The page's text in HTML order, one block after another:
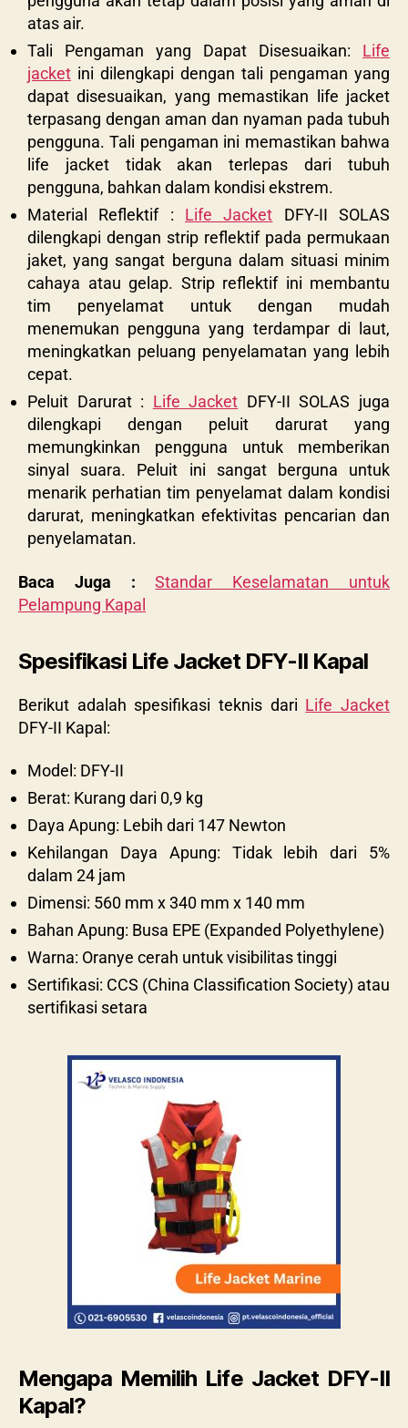
atas air.
Tali Pengaman yang Dapat Disesuaikan: Life
jacket ini dilengkapi dengan tali pengaman yang
dapat disesuaikan, yang memastikan life jacket
terpasang dengan aman dan nyaman pada tubuh
pengguna. Tali pengaman ini memastikan bahwa
life jacket tidak akan terlepas dari tubuh
pengguna, bahkan dalam kondisi ekstrem.
Material Reflektif : Life Jacket DFY-II SOLAS
dilengkapi dengan strip reflektif pada permukaan
jaket, yang sangat berguna dalam situasi minim
cahaya atau gelap. Strip reflektif ini membantu
tim penyelamat untuk dengan mudah
menemukan pengguna yang terdampar di laut,
meningkatkan peluang penyelamatan yang lebih
cepat.
Peluit Darurat : Life Jacket DFY-II SOLAS juga
dilengkapi dengan peluit darurat yang
memungkinkan pengguna untuk memberikan
sinyal suara. Peluit ini sangat berguna untuk
menarik perhatian tim penyelamat dalam kondisi
darurat, meningkatkan efektivitas pencarian dan
penyelamatan.
Baca Juga :Standar Keselamatan untuk
Pelampung Kapal
Spesifikasi Life Jacket DFY-II Kapal
Berikut adalah spesifikasi teknis dari Life Jacket
DFY-II Kapal:
Model: DFY-II
Berat: Kurang dari 0,9 kg
Daya Apung: Lebih dari 147 Newton
Kehilangan Daya Apung: Tidak lebih dari 5%
dalam 24 jam
Dimensi: 560 mm x 340 mm x 140 mm
Bahan Apung: Busa EPE (Expanded Polyethylene)
Warna: Oranye cerah untuk visibilitas tinggi
Sertifikasi: CCS (China Classification Society) atau
sertifikasi setara
Mengapa Memilih Life Jacket DFY-II
Kapal?